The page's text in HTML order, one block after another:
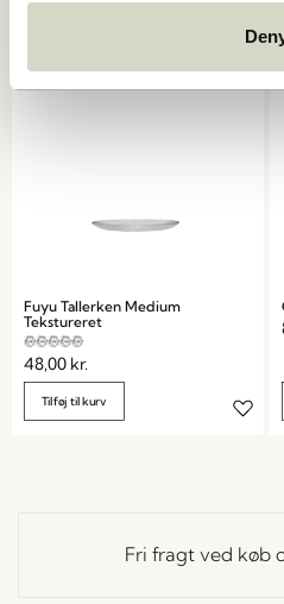
Fuyu Tallerken Medium
Tekstureret
48,00 kr.
Tilføj til kurv
Fri fragt ved køb